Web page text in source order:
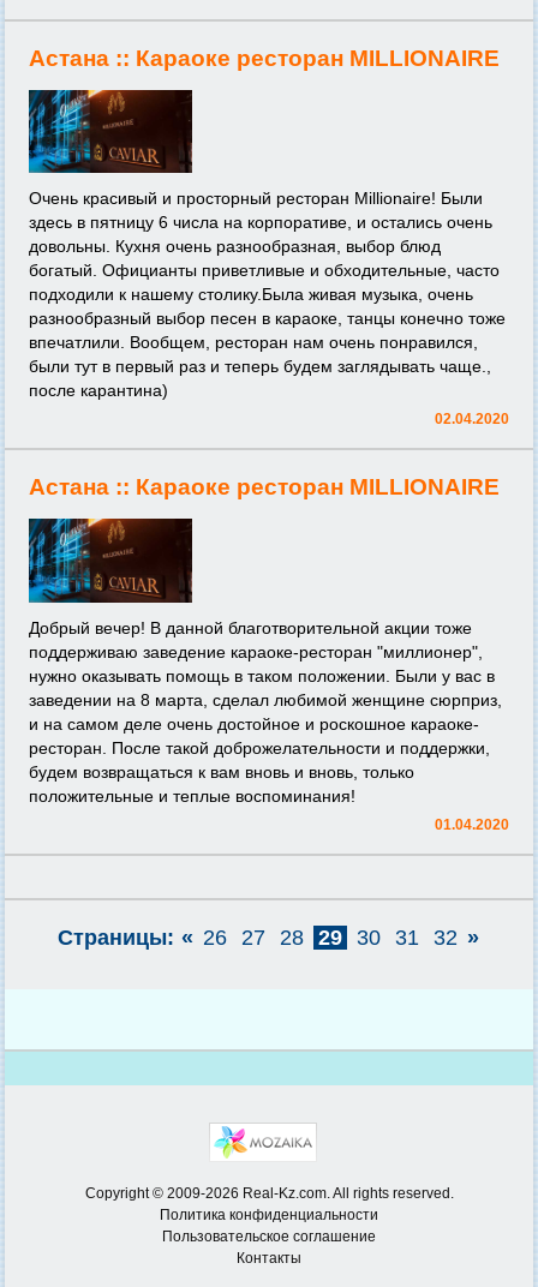
Астана :: Караоке ресторан MILLIONAIRE
Очень красивый и просторный ресторан Millionaire! Были
здесь в пятницу 6 числа на корпоративе, и остались очень
довольны. Кухня очень разнообразная, выбор блюд
богатый. Официанты приветливые и обходительные, часто
подходили к нашему столику.Была живая музыка, очень
разнообразный выбор песен в караоке, танцы конечно тоже
впечатлили. Вообщем, ресторан нам очень понравился,
были тут в первый раз и теперь будем заглядывать чаще.,
после карантина)
02.04.2020
Астана :: Караоке ресторан MILLIONAIRE
Добрый вечер! В данной благотворительной акции тоже
поддерживаю заведение караоке-ресторан "миллионер",
нужно оказывать помощь в таком положении. Были у вас в
заведении на 8 марта, сделал любимой женщине сюрприз,
и на самом деле очень достойное и роскошное караоке-
ресторан. После такой доброжелательности и поддержки,
будем возвращаться к вам вновь и вновь, только
положительные и теплые воспоминания!
01.04.2020
Страницы: « 26 27 28 29 30 31 32 »
Copyright © 2009-2026 Real-Kz.com. All rights reserved.
Политика конфиденциальности
Пользовательское соглашение
Контакты